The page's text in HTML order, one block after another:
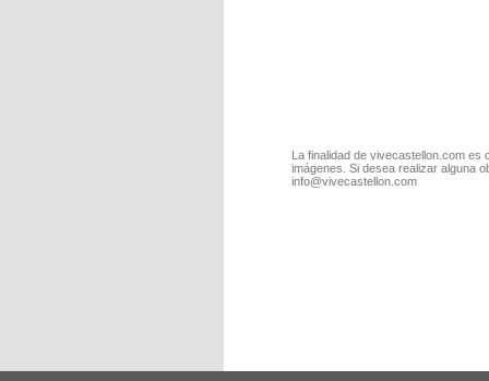
La finalidad de vivecastellon.com
imágenes. Si desea realizar alguna
info@vivecastellon.com